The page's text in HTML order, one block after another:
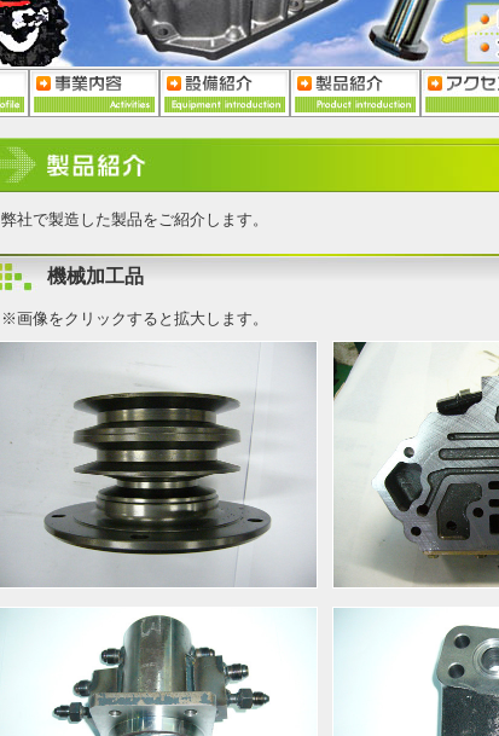
弊社で製造した製品をご紹介します。
機械加工品
※画像をクリックすると拡大します。